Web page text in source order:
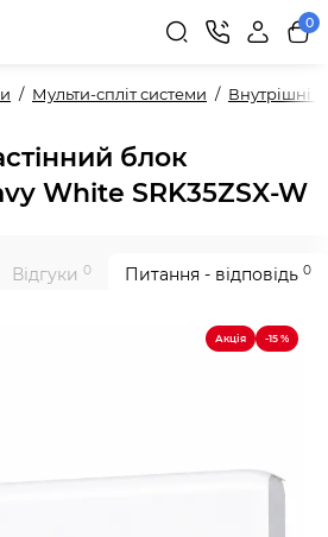
0
Мульти-спліт системи Внутрішні
блок
White SRK35ZSX-W
Відгуки 0 Питання - відповідь 0
Акція -15 %